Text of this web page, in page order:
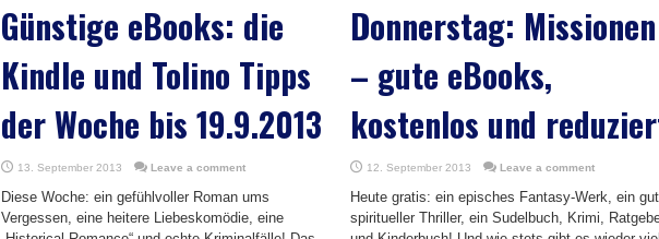
Günstige eBooks: die
Kindle und Tolino Tipps
der Woche bis 19.9.2013
13. September 2013 Leave a comment
Diese Woche: ein gefühlvoller Roman ums
Vergessen, eine heitere Liebeskomödie, eine
Donnerstag: Missionen
– gute eBooks,
kostenlos und
12. September 2013 Leave a comment
Heute gratis: ein episches Fantasy-Werk, ein
spiritueller Thriller, ein Sudelbuch, Krimi,